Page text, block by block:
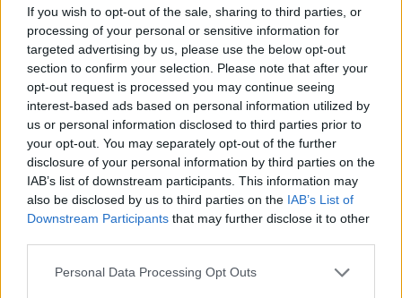
If you wish to opt-out of the sale, sharing to third parties, or
processing of your personal or sensitive information for
targeted advertising by us, please use the below opt-out
section to confirm your selection. Please note that after your
opt-out request is processed you may continue seeing
interest-based ads based on personal information utilized by
us or personal information disclosed to third parties prior to
your opt-out. You may separately opt-out of the further
disclosure of your personal information by third parties on the
IAB’s list of downstream participants. This information may
also be disclosed by us to third parties on the IAB’s List of
Downstream Participants that may further disclose it to other
Personal Data Processing Opt Outs
Slavenā Tutas lietu
aktrise Liene Sebre atklāj
vienkāršu veidu, kā
iedarbināt vielmaiņu
Radio dīva Ieva Dzene
neparastā veidā meklē
sev vīru
ZIŅAS